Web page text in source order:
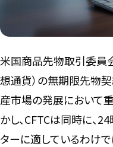
米国商品先物取引委員会
想通貨）の無期限先物
産市場の発展において
かし、CFTCは同時に、
ターに適しているわけで